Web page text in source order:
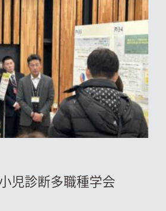
児診断多職種学会